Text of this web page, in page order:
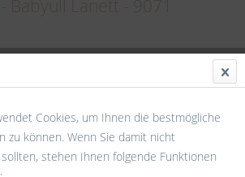
Cookies, um Ihnen die bestmögliche
zu können. Wenn Sie damit nicht
stehen Ihnen folgende Funktionen